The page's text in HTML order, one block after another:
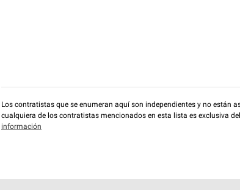
Los contratistas que se enumeran aquí son independientes y no están
cualquiera de los contratistas mencionados en esta lista es exclusiva
información